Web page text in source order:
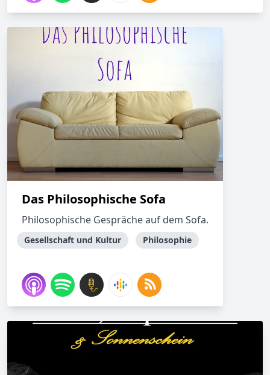
Das Philosophische Sofa
Philosophische Gespräche auf dem Sofa.
Gesellschaft und Kultur Philosophie